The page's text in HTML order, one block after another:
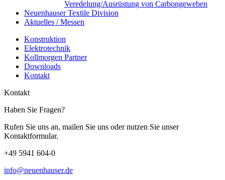
Veredelung/Ausrüstung von Carbongeweben
Neuenhauser Textile Division
Aktuelles / Messen
Konstruktion
Elektrotechnik
Kollmorgen Partner
Downloads
Kontakt
Kontakt
Haben Sie Fragen?
Rufen Sie uns an, mailen Sie uns oder nutzen Sie unser
Kontaktformular.
+49 5941 604-0
info@neuenhauser.de